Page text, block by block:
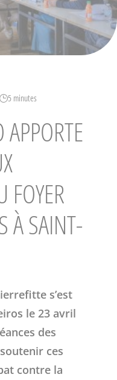
5 minutes
APPORTE
FOYER
À SAINT-
s’est
le 23 avril
des
ces
contre la